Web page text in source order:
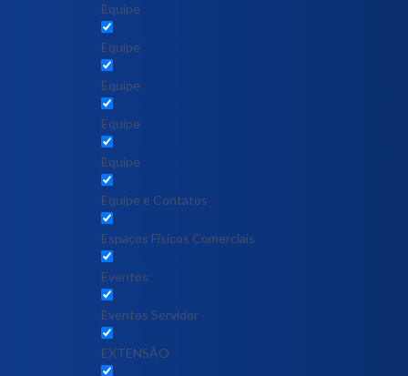
Equipe
Equipe
Equipe
Equipe
Equipe
Equipe e Contatos
Espaços Físicos Comerciais
Eventos
Eventos Servidor
EXTENSÃO